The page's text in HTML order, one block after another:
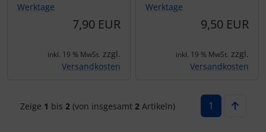
Werktage
7,90 EUR
inkl. 19 % MwSt. zzgl.
Versandkosten
Werktage
9,50 EUR
inkl. 19 % MwSt. zzgl.
Versandkosten
Zeige 1 bis 2(von insgesamt 2Artikeln) 1